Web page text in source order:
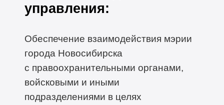
управления:
Обеспечение взаимодействия мэрии
города Новосибирска
с правоохранительными органами,
войсковыми и иными
подразделениями в целях